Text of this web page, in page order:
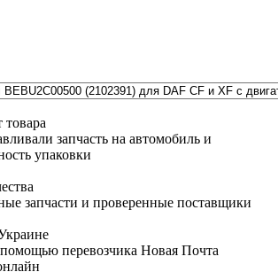
товара
запчасть на автомобиль и
упаковки
запчасти и проверенные поставщики
перевозчика Новая Почта